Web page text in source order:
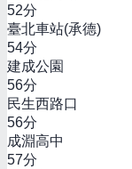
52分
臺北車站(承德)
54分
建成公園
56分
民生西路口
56分
成淵高中
57分